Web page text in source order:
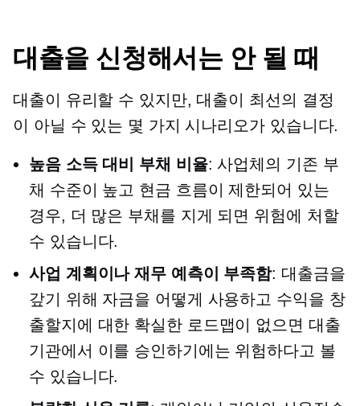
대출을 신청해서는 안 될 때
대출이 유리할 수 있지만, 대출이 최선의 결정
이 아닐 수 있는 몇 가지 시나리오가 있습니다.
높음 소득 대비 부채 비율: 사업체의 기존 부
채 수준이 높고 현금 흐름이 제한되어 있는
경우, 더 많은 부채를 지게 되면 위험에 처할
수 있습니다.
사업 계획이나 재무 예측이 부족함: 대출금을
갚기 위해 자금을 어떻게 사용하고 수익을 창
출할지에 대한 확실한 로드맵이 없으면 대출
기관에서 이를 승인하기에는 위험하다고 볼
수 있습니다.